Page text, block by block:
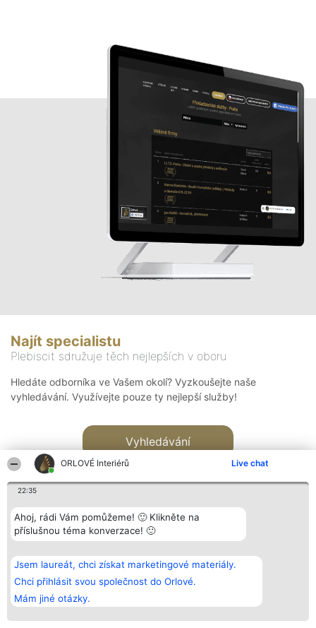
ORLOVÉ Interiérů Live chat
22:35
Ahoj, rádi Vám pomůžeme! 🙂 Klikněte na
příslušnou téma konverzace! 🙂
Jsem laureát, chci získat marketingové materiály.
Chci přihlásit svou společnost do Orlové.
Mám jiné otázky.
Najít specialistu
Plebiscit sdružuje těch nejlepších v oboru
Hledáte odborníka ve Vašem okolí? Vyzkoušejte naše
vyhledávání. Využívejte pouze ty nejlepší služby!
Vyhledávání
Bright Side Solutions sp. z o.
o. sp. k.
ul. Ruska 22
Wrocław 50-079
KRS 0000749100 | Regon
381313360 | NIP 8943132676
Vítězové
Seznam všech
laureátů
Zásady
Zásady
Kontakt